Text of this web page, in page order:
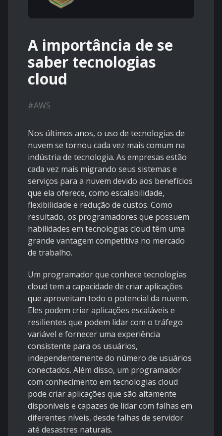
A importância de se
saber tecnologias
cloud
#AWS
Nos últimos anos, o uso de tecnologias de
nuvem se tornou cada vez mais comum na
indústria de tecnologia. As empresas estão
cada vez mais migrando seus sistemas e
serviços para a nuvem devido aos benefícios
que ela oferece, como escalabilidade,
flexibilidade e redução de custos. Como
resultado, os programadores que possuem
habilidades em tecnologias cloud têm uma
grande vantagem competitiva no mercado
de trabalho.
Um programador que conhece tecnologias
cloud tem a capacidade de criar aplicações
que aproveitam todo o potencial da nuvem.
Eles podem criar aplicações escaláveis ​​e
resilientes que podem lidar com o tráfego
variável e fornecer uma experiência
consistente para os usuários,
independentemente do número de usuários
conectados. Além disso, um programador
com conhecimento em tecnologias cloud
pode criar aplicações que são altamente
disponíveis e capazes de lidar com falhas em
diferentes níveis, desde falhas de servidor
até desastres naturais.